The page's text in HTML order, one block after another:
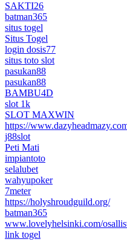
SAKTI26
batman365
situs togel
Situs Togel
login dosis77
situs toto slot
pasukan88
pasukan88
BAMBU4D
slot 1k
SLOT MAXWIN
https://
j88slot
Peti Mati
impiantoto
selalubet
wahyupoker
7meter
https://holyshroudguild.org/
batman365
www.lovelyhelsinki.com/
link togel